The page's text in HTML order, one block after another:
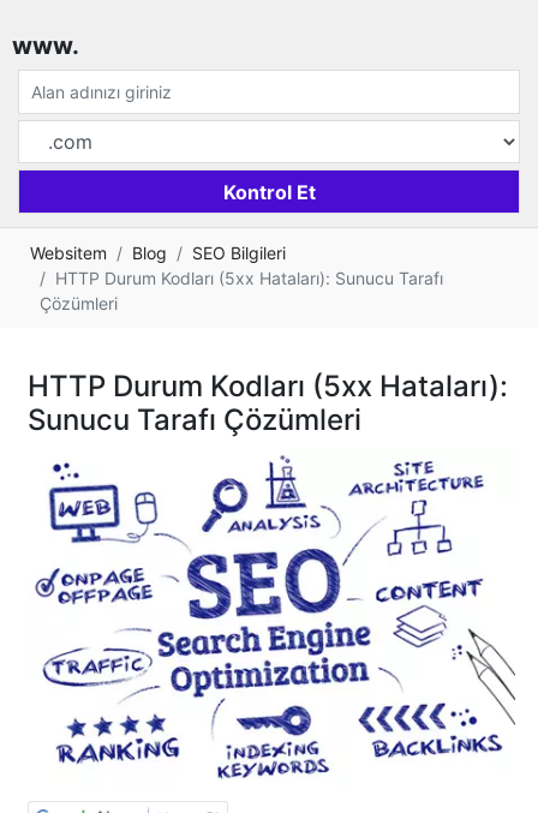
www.
Websitem Blog
SEO Bilgileri
HTTP Durum Kodları (5xx Hataları): Sunucu Tarafı
Çözümleri
HTTP Durum Kodları (5xx Hataları):
Sunucu Tarafı Çözümleri